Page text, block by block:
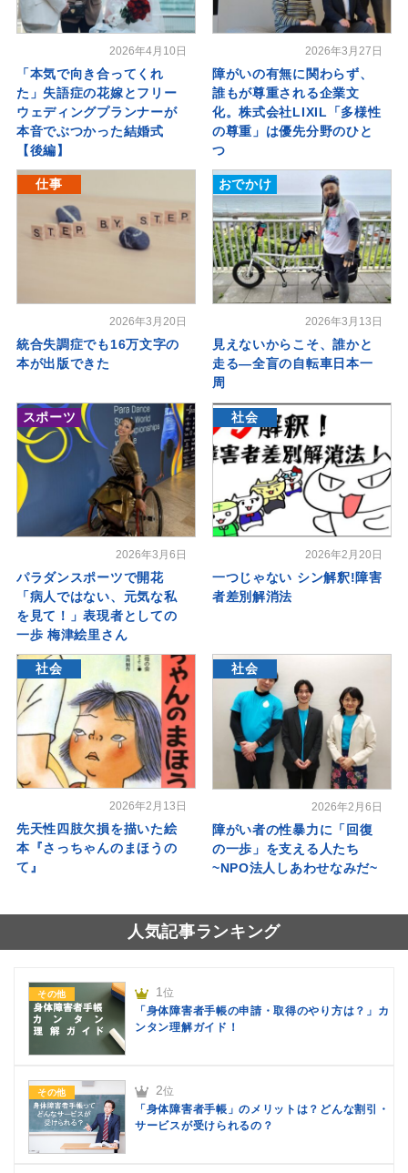
2026年4月10日
「本気で向き合ってくれ
た」失語症の花嫁とフリー
ウェディングプランナーが
本音でぶつかった結婚式
【後編】
2026年3月27日
障がいの有無に関わらず、
誰もが尊重される企業文
化。株式会社LIXIL「多様性
の尊重」は優先分野のひと
つ
仕事
2026年3月20日
統合失調症でも16万文字の
本が出版できた
おでかけ
2026年3月13日
見えないからこそ、誰かと
走る―全盲の自転車日本一
周
スポーツ
2026年3月6日
パラダンスポーツで開花
「病人ではない、元気な私
を見て！」表現者としての
一歩 梅津絵里さん
社会
2026年2月20日
一つじゃない シン解釈!障害
者差別解消法
社会
2026年2月13日
先天性四肢欠損を描いた絵
本『さっちゃんのまほうの
て』
社会
2026年2月6日
障がい者の性暴力に「回復
の一歩」を支える人たち
~NPO法人しあわせなみだ~
人気記事ランキング
その他 1位
「身体障害者手帳の申請・取得のやり方は？」カ
ンタン理解ガイド！
その他 2位
「身体障害者手帳」のメリットは？どんな割引・
サービスが受けられるの？